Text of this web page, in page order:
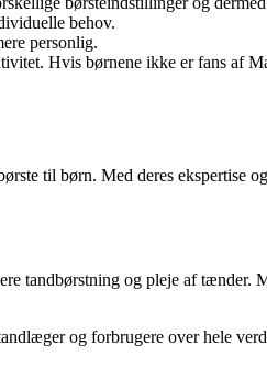
behov.
personlig.
Hvis børnene ikke er fans af
til børn. Med deres ekspertise
tandbørstning og pleje af
og forbrugere over hele